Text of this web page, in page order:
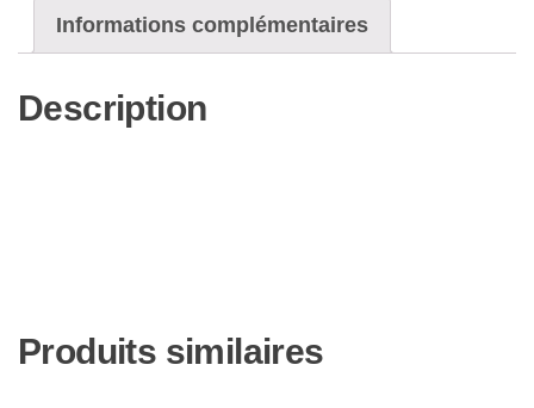
Movie:
Mugen
Blu-
Informations complémentaires
Description
Produits similaires